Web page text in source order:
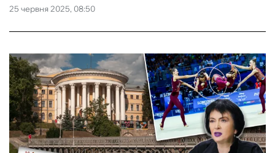
25 червня 2025, 08:50